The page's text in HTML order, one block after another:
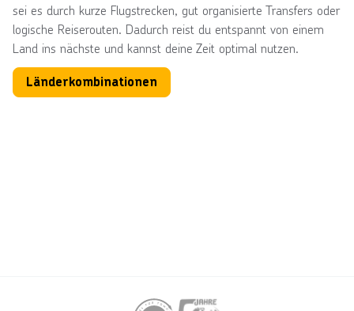
sei es durch kurze Flugstrecken, gut organisierte Transfers oder
logische Reiserouten. Dadurch reist du entspannt von einem
Land ins nächste und kannst deine Zeit optimal nutzen.
Länderkombinationen